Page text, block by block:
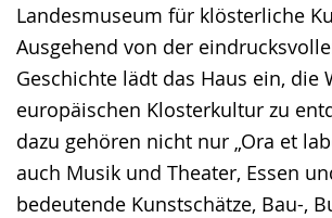
Landesmuseum für klösterliche
Ausgehend von der
Geschichte lädt das Haus ein, die
europäischen Klosterkultur zu
dazu gehören nicht nur „Ora et
auch Musik und Theater, Essen
bedeutende Kunstschätze, Bau-,